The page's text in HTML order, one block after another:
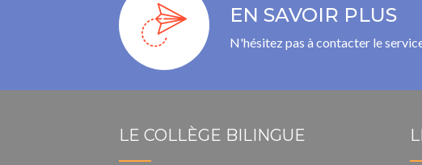
EN SAVOIR PLUS
N'hésitez pas à contacter le
LE COLLÈGE BILINGUE